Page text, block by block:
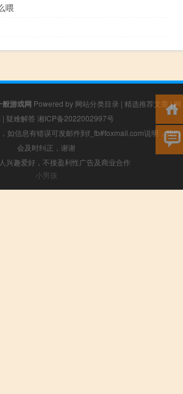
喂
般游戏网 Powered by 网站分类目录 | 精选推荐文章 |网
| 疑难解答 湘ICP备2022002997号
如信息有错误可发邮件到f_fb#foxmail.com说明，我们
会及时纠正，谢谢
兴趣爱好，不接盈利性广告及商业合作
小男孩